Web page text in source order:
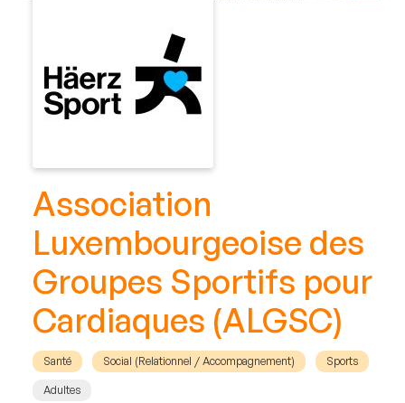
Association
Luxembourgeoise des
Groupes Sportifs pour
Cardiaques (ALGSC)
Santé Social (Relationnel / Accompagnement) Sports
Adultes